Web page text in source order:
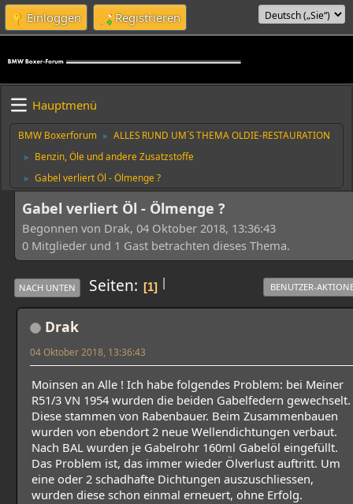
Einloggen Registrieren
Hauptmenü
BMW Boxerforum ► ALLES RUND UM´S THEMA OLDIE-RESTAURATION
► Benzin, Öle und andere Zusatzstoffe
► Gabel verliert Öl - Ölmenge ?
Gabel verliert Öl - Ölmenge ?
Begonnen von Drak, 04 Oktober 2018, 13:36:43
0 Mitglieder und 1 Gast betrachten dieses Thema.
|
NACH UNTEN Seiten 1 BENUTZER-
Drak
04 Oktober 2018, 13:36:43
Moinsen an Alle ! Ich habe folgendes Problem: bei Meiner
R51/3 VN 1954 wurden die beiden Gabelfedern gewechselt.
Diese stammen von Rabenbauer. Beim Zusammenbauen
wurden von ebendort 2 neue Wellendichtungen verbaut.
Nach BAL wurden je Gabelrohr 160ml Gabelöl eingefüllt.
Das Problem ist, das immer wieder Ölverlust auftritt. Um
eine oder 2 schadhafte Dichtungen auszuschliessen,
wurden diese schon einmal erneuert, ohne Erfolg.